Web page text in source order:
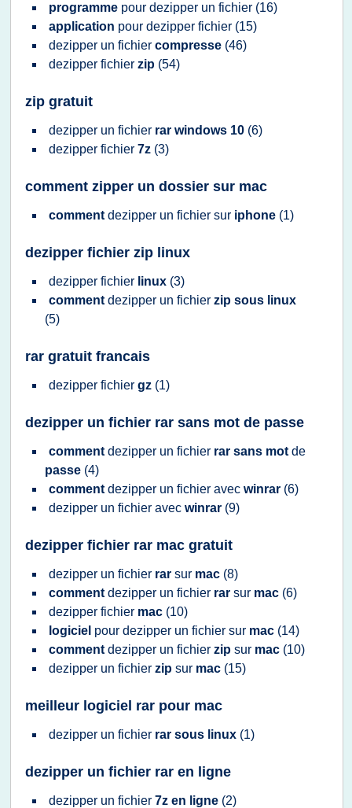
programme pour dezipper un fichier (16)
application pour dezipper fichier (15)
dezipper un fichier compresse (46)
dezipper fichier zip (54)
zip gratuit
dezipper un fichier rar windows 10 (6)
dezipper fichier 7z (3)
comment zipper un dossier sur mac
comment dezipper un fichier sur iphone (1)
dezipper fichier zip linux
dezipper fichier linux (3)
comment dezipper un fichier zip sous linux
(5)
rar gratuit francais
dezipper fichier gz (1)
dezipper un fichier rar sans mot de passe
comment dezipper un fichier rar sans mot de
passe (4)
comment dezipper un fichier avec winrar (6)
dezipper un fichier avec winrar (9)
dezipper fichier rar mac gratuit
dezipper un fichier rar sur mac (8)
comment dezipper un fichier rar sur mac (6)
dezipper fichier mac (10)
logiciel pour dezipper un fichier sur mac (14)
comment dezipper un fichier zip sur mac (10)
dezipper un fichier zip sur mac (15)
meilleur logiciel rar pour mac
dezipper un fichier rar sous linux (1)
dezipper un fichier rar en ligne
dezipper un fichier 7z en ligne (2)